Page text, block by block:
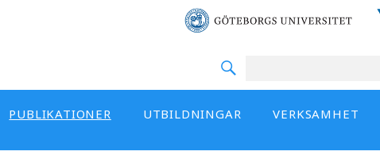
PUBLIKATIONER UTBILDNINGAR
VERKSAMHET